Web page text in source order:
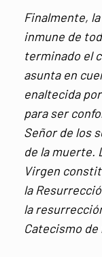
Finalmente,
inmune de
terminado el
asunta en
enaltecida
para ser
Señor de los
de la muerte.
Virgen
la
la
Catecismo de